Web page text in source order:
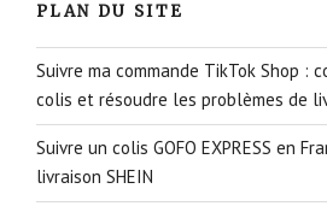
PLAN DU SITE
Suivre ma commande TikTok Shop :
colis et résoudre les problèmes de
Suivre un colis GOFO EXPRESS en
livraison SHEIN